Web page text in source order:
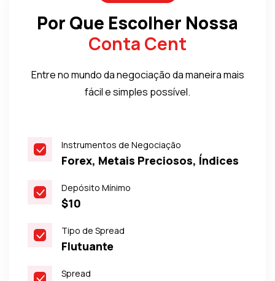
Por Que Escolher Nossa
Conta Cent
Entre no mundo da negociação da maneira mais
fácil e simples possível.
Instrumentos de Negociação
Forex, Metais Preciosos, Índices
Depósito Mínimo
$10
Tipo de Spread
Flutuante
Spread